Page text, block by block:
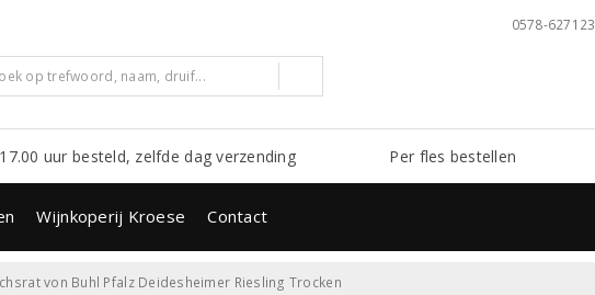
0578-627123
uur besteld, zelfde dag verzending Per fles bestellen
Wijnkoperij Kroese Contact
von Buhl Pfalz Deidesheimer Riesling Trocken